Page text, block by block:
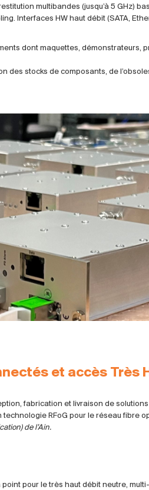
multibandes (jusqu’à 5 GHz)
Interfaces HW haut débit (SATA,
dont maquettes, démonstrateurs,
des stocks de composants, de
et accès Très
fabrication et livraison de
RFoG pour le réseau fibre
de l’Ain.
point pour le très haut débit neutre,